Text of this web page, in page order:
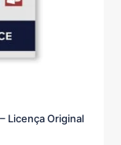
Licença Original